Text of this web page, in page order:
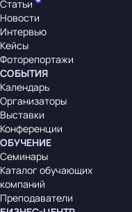
Статьи
Новости
Интервью
Кейсы
Фоторепортажи
СОБЫТИЯ
Календарь
Организаторы
Выставки
Конференции
ОБУЧЕНИЕ
Семинары
Каталог обучающих
компаний
Преподаватели